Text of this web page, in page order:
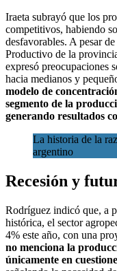
Iraeta subrayó que los
competitivos, habiendo
desfavorables. A pesar
Productivo de la
expresó preocupaciones
hacia medianos y
modelo de
segmento de la
generando resultados
La historia de la
argentino
Recesión y
Rodríguez indicó que, a
histórica, el sector
4% este año, con una
no menciona la
únicamente en